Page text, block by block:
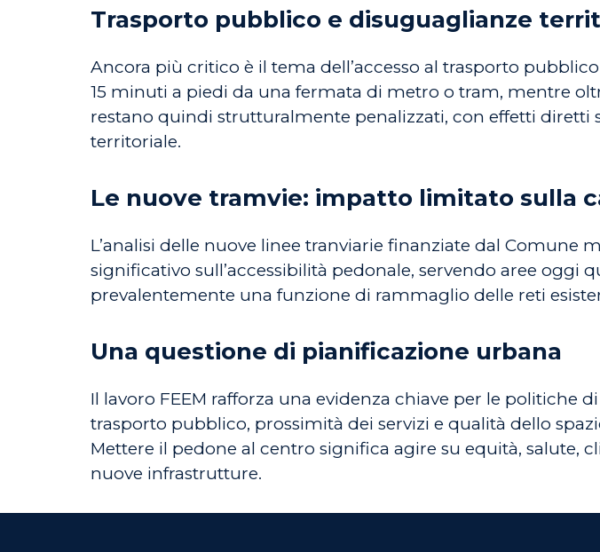
Trasporto pubblico e disuguaglianze
Ancora più critico è il tema dell’accesso al trasporto
15 minuti a piedi da una fermata di metro o tram, mentre
restano quindi strutturalmente penalizzati, con effetti diretti
territoriale.
Le nuove tramvie: impatto limitato sulla
L’analisi delle nuove linee tranviarie finanziate dal
significativo sull’accessibilità pedonale, servendo aree oggi
prevalentemente una funzione di rammaglio delle reti
Una questione di pianificazione urbana
Il lavoro FEEM rafforza una evidenza chiave per le
trasporto pubblico, prossimità dei servizi e qualità dello
Mettere il pedone al centro significa agire su equità, salute,
nuove infrastrutture.